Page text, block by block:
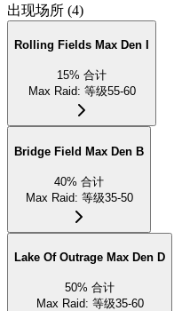
出现场所 (4)
Rolling Fields Max Den I
15% 合计
Max Raid: 等级55-60
Bridge Field Max Den B
40% 合计
Max Raid: 等级35-50
Lake Of Outrage Max Den D
50% 合计
Max Raid: 等级35-60